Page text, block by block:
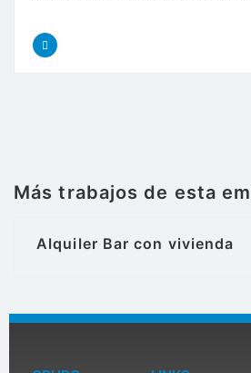
Más trabajos de esta
Alquiler Bar con vivienda